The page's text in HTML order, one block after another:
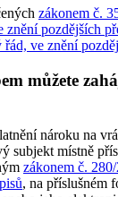
zákonem č.
znění pozdějších
ve znění
můžete
nároku na
subjekt místně
zákonem č.
, na příslušném